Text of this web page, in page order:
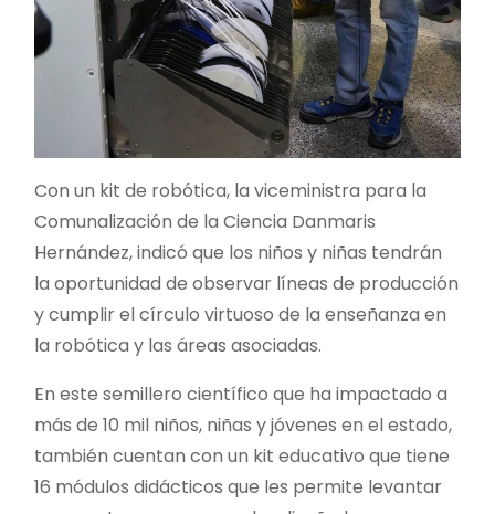
Con un kit de robótica, la viceministra para la
Comunalización de la Ciencia Danmaris
Hernández, indicó que los niños y niñas tendrán
la oportunidad de observar líneas de producción
y cumplir el círculo virtuoso de la enseñanza en
la robótica y las áreas asociadas.
En este semillero científico que ha impactado a
más de 10 mil niños, niñas y jóvenes en el estado,
también cuentan con un kit educativo que tiene
16 módulos didácticos que les permite levantar